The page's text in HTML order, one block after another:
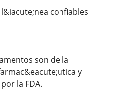
confiables
son de la
y
la FDA.